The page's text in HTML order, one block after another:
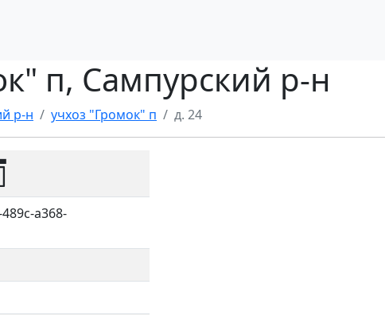
п, Сампурский р-н
р-н учхоз "Громок" п д. 24
a368-